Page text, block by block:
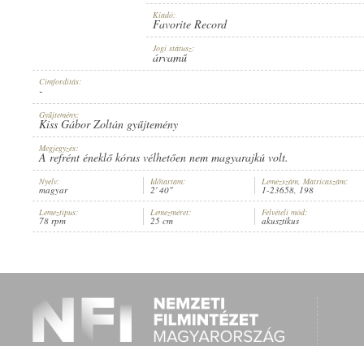
INTERPRET: ISMERETLEN FÉRFIKAR,FAVORITE VONÓS ZENEKAR
HERSTELLER:
PLATTENAUFNAHME:
Kiadó:
Favorite Record
Jogi státusz:
árvamű
Címfordítás:
-
Gyűjtemény:
Kiss Gábor Zoltán gyűjtemény
Megjegyzés:
A refrént éneklő kórus vélhetően nem magyarajkú volt.
Nyelv:
magyar
Időtartam:
2' 40"
Lemezszám, Matricaszám:
1-23658, 198
Lemeztípus:
78 rpm
Lemezméret:
25 cm
Felvételi mód:
akusztikus